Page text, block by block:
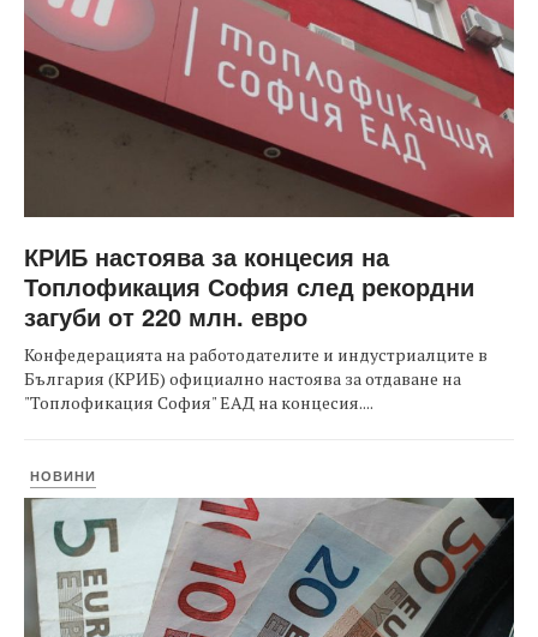
КРИБ настоява за концесия на
Топлофикация София след рекордни
загуби от 220 млн. евро
Конфедерацията на работодателите и индустриалците в
България (КРИБ) официално настоява за отдаване на
"Топлофикация София" ЕАД на концесия....
НОВИНИ